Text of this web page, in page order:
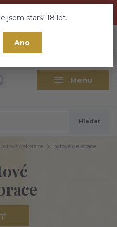
vše a ještě mnohem víc
jsem starší 18 let.
Ano
Menu
CZK
Hledat
dekorace bytové dekorace